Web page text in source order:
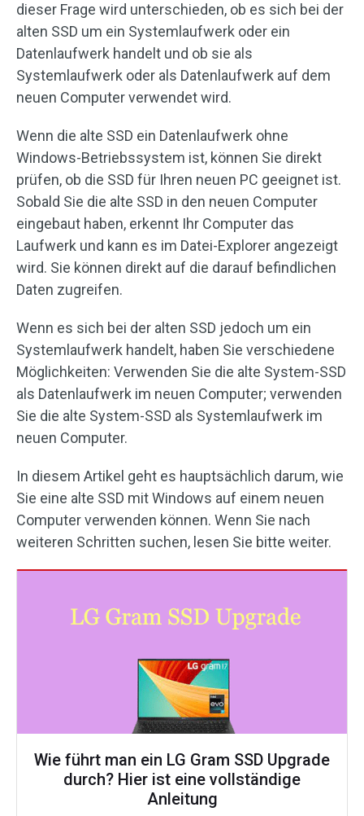
dieser Frage wird unterschieden, ob es sich bei der
alten SSD um ein Systemlaufwerk oder ein
Datenlaufwerk handelt und ob sie als
Systemlaufwerk oder als Datenlaufwerk auf dem
neuen Computer verwendet wird.
Wenn die alte SSD ein Datenlaufwerk ohne
Windows-Betriebssystem ist, können Sie direkt
prüfen, ob die SSD für Ihren neuen PC geeignet ist.
Sobald Sie die alte SSD in den neuen Computer
eingebaut haben, erkennt Ihr Computer das
Laufwerk und kann es im Datei-Explorer angezeigt
wird. Sie können direkt auf die darauf befindlichen
Daten zugreifen.
Wenn es sich bei der alten SSD jedoch um ein
Systemlaufwerk handelt, haben Sie verschiedene
Möglichkeiten: Verwenden Sie die alte System-SSD
als Datenlaufwerk im neuen Computer; verwenden
Sie die alte System-SSD als Systemlaufwerk im
neuen Computer.
In diesem Artikel geht es hauptsächlich darum, wie
Sie eine alte SSD mit Windows auf einem neuen
Computer verwenden können. Wenn Sie nach
weiteren Schritten suchen, lesen Sie bitte weiter.
Wie führt man ein LG Gram SSD Upgrade
durch? Hier ist eine vollständige
Anleitung